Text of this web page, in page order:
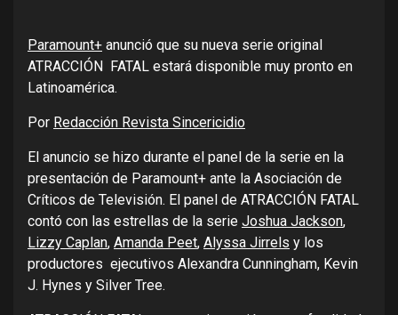
Paramount+ anunció que su nueva serie original
ATRACCIÓN FATAL estará disponible muy pronto en
Latinoamérica.
Por Redacción Revista Sincericidio
El anuncio se hizo durante el panel de la serie en la
presentación de Paramount+ ante la Asociación de
Críticos de Televisión. El panel de ATRACCIÓN FATAL
contó con las estrellas de la serie Joshua Jackson,
Lizzy Caplan, Amanda Peet, Alyssa Jirrels y los
productores ejecutivos Alexandra Cunningham, Kevin
J. Hynes y Silver Tree.